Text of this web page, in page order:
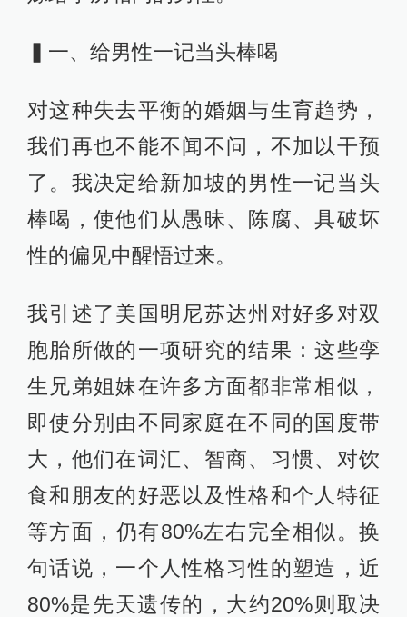
▍一、给男性一记当头棒喝
对这种失去平衡的婚姻与生育趋势，
我们再也不能不闻不问，不加以干预
了。我决定给新加坡的男性一记当头
棒喝，使他们从愚昧、陈腐、具破坏
性的偏见中醒悟过来。
我引述了美国明尼苏达州对好多对双
胞胎所做的一项研究的结果：这些孪
生兄弟姐妹在许多方面都非常相似，
即使分别由不同家庭在不同的国度带
大，他们在词汇、智商、习惯、对饮
食和朋友的好恶以及性格和个人特征
等方面，仍有80%左右完全相似。换
句话说，一个人性格习性的塑造，近
80%是先天遗传的，大约20%则取决